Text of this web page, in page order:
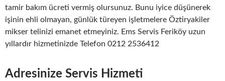
tamir bakım ücreti vermiş olursunuz. Bunu iyice düşünerek
işinin ehli olmayan, günlük türeyen işletmelere Öztiryakiler
mikser telinizi emanet etmeyiniz. Ems Servis Feriköy uzun
yıllardır hizmetinizde Telefon 0212 2536412
Adresinize Servis Hizmeti